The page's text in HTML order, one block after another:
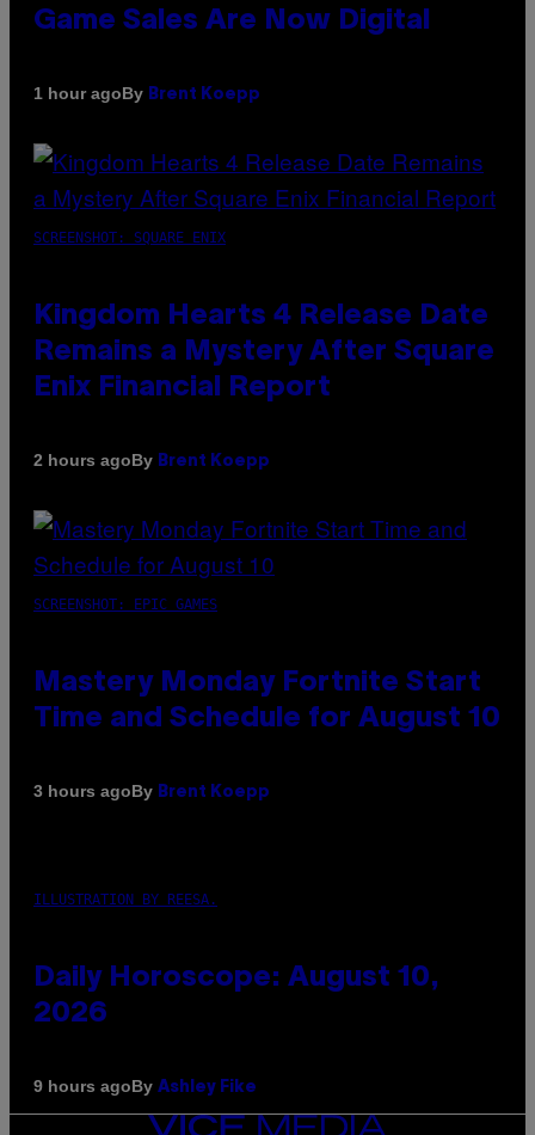
Game Sales Are Now Digital
1 hour agoBy Brent Koepp
SCREENSHOT: SQUARE ENIX
Kingdom Hearts 4 Release Date
Remains a Mystery After Square
Enix Financial Report
2 hours agoBy Brent Koepp
SCREENSHOT: EPIC GAMES
Mastery Monday Fortnite Start
Time and Schedule for August 10
3 hours agoBy Brent Koepp
ILLUSTRATION BY REESA.
Daily Horoscope: August 10,
2026
9 hours agoBy Ashley Fike
VICE